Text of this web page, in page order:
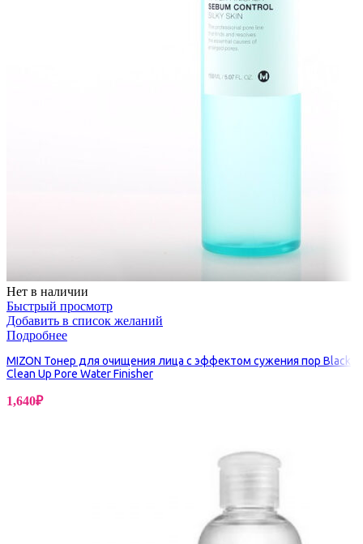
Нет в наличии
Быстрый просмотр
Добавить в список желаний
Подробнее
MIZON Тонер для очищения лица с эффектом сужения пор Black
Clean Up Pore Water Finisher
1,640₽